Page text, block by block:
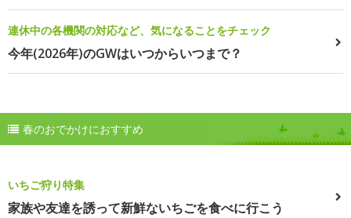
連休中の各機関の対応など、気になることをチェック
今年(2026年)のGWはいつからいつまで？
春のおでかけにおすすめ
いちご狩り特集
家族や友達を誘って新鮮ないちごを食べに行こう